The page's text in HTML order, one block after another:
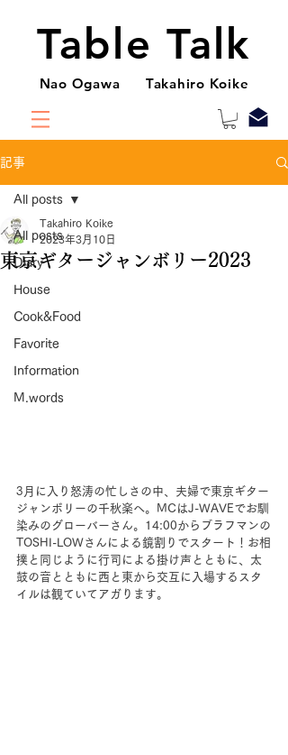
Table Talk
Nao Ogawa Takahiro Koike
記事
All posts
Diary
House
Cook&Food
Favorite
Information
M.words
All posts
東京ギタージャンボリー2023
Takahiro Koike
2023年3月10日
3月に入り怒涛の忙しさの中、夫婦で東京ギター
ジャンボリーの千秋楽へ。MCはJ-WAVEでお馴
染みのグローバーさん。14:00からブラフマンの
TOSHI-LOWさんによる鏡割りでスタート！お相
撲と同じように行司による掛け声とともに、太
鼓の音とともに西と東から交互に入場するスタ
イルは観ていてアガります。